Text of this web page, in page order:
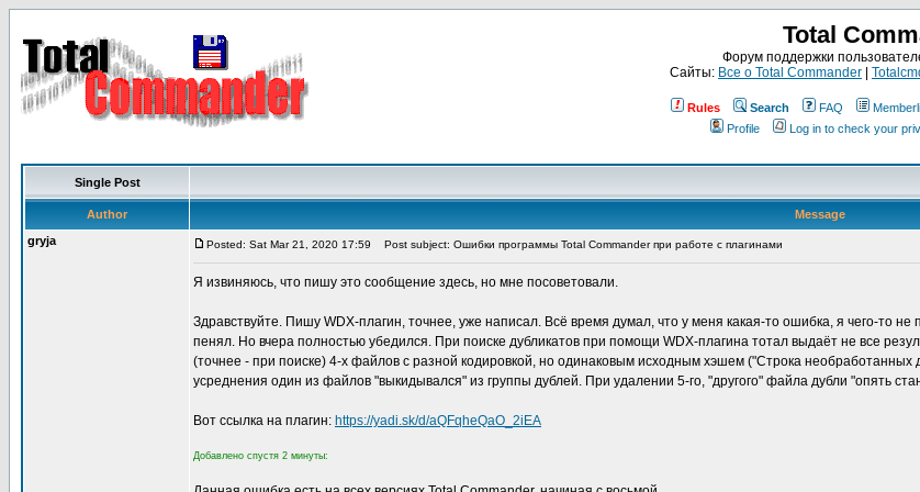
Total
Форум поддержки
Сайты: Все о Total Commander
Rules Search FAQ
Profile
Log in to check your
Single Post
Author
Message
gryja
Posted: Sat Mar 21, 2020 17:59 Post subject: Ошибки программы Total Commander при работе с плагинами
Я извиняюсь, что пишу это сообщение здесь, но мне посоветовали.
Здравствуйте. Пишу WDX-плагин, точнее, уже написал. Всё время думал, что у меня какая-то ошибка, я чего-то
пенял. Но вчера полностью убедился. При поиске дубликатов при помощи WDX-плагина тотал выдаёт не все
(точнее - при поиске) 4-х файлов с разной кодировкой, но одинаковым исходным хэшем ("Строка
усреднения один из файлов "выкидывался" из группы дублей. При удалении 5-го, "другого" файла дубли "опять
Вот ссылка на плагин: https://yadi.sk/d/aQFqheQaO_2iEA
Добавлено спустя 2 минуты: